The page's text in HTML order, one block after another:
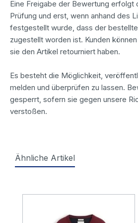
Eine Freigabe der Bewertung erfolgt
Prüfung und erst, wenn anhand des
festgestellt wurde, dass der
zugestellt worden ist. Kunden
sie den Artikel retourniert haben.
Es besteht die Möglichkeit,
melden und überprüfen zu lassen.
gesperrt, sofern sie gegen unsere
verstoßen.
Ähnliche Artikel